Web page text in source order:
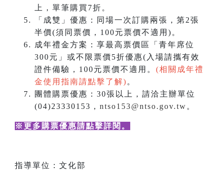
上，單筆購買7折。
「成雙」優惠：同場一次訂購兩張，第2張
半價(須同票價，100元票價不適用)。
成年禮金方案：享最高票價區「青年席位
300元」或不限票價5折優惠(入場請攜有效
證件備驗，100元票價不適用。 (相關成年禮
金使用指南請點擊了解) 。
團體購票優惠：30張以上，請洽主辦單位
(04)23330153， ntso153@ntso.gov.tw 。
※更多購票優惠請點擊詳閱 。
指導單位：文化部